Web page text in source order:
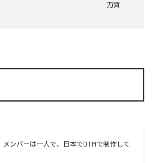
万賀
ンバーは一人で、日本でDTMで制作して